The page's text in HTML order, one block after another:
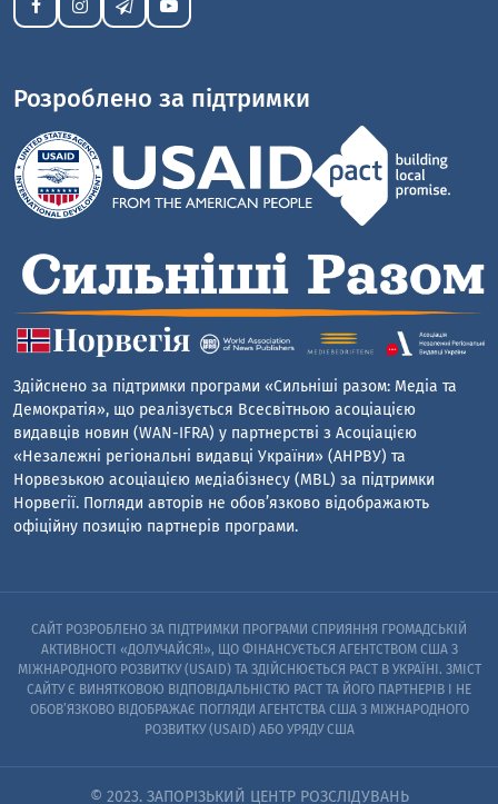
Розроблено за підтримки
Здійснено за підтримки програми «Сильніші разом: Медіа та
Демократія», що реалізується Всесвітньою асоціацією
видавців новин (WAN-IFRA) у партнерстві з Асоціацією
«Незалежні регіональні видавці України» (АНРВУ) та
Норвезькою асоціацією медіабізнесу (MBL) за підтримки
Норвегії. Погляди авторів не обов’язково відображають
офіційну позицію партнерів програми.
САЙТ РОЗРОБЛЕНО ЗА ПІДТРИМКИ ПРОГРАМИ СПРИЯННЯ ГРОМАДСЬКІЙ
АКТИВНОСТІ «ДОЛУЧАЙСЯ!», ЩО ФІНАНСУЄТЬСЯ АГЕНТСТВОМ США З
МІЖНАРОДНОГО РОЗВИТКУ (USAID) ТА ЗДІЙСНЮЄТЬСЯ PACT В УКРАЇНІ. ЗМІСТ
САЙТУ Є ВИНЯТКОВОЮ ВІДПОВІДАЛЬНІСТЮ PACT ТА ЙОГО ПАРТНЕРІВ I НЕ
ОБОВ’ЯЗКОВО ВІДОБРАЖАЄ ПОГЛЯДИ АГЕНТСТВА США З МІЖНАРОДНОГО
РОЗВИТКУ (USAID) АБО УРЯДУ США
© 2023. ЗАПОРІЗЬКИЙ ЦЕНТР РОЗСЛІДУВАНЬ